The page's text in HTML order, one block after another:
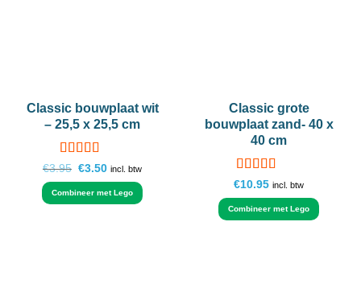
Classic bouwplaat wit
– 25,5 x 25,5 cm
Gewaardeerd
4.77uit 5
€3.95 Oorspronkelijke
was:
€3.95.
€3.50Huidige
is:
€3.50.
incl. btw
Combineer met Lego
Classic grote
bouwplaat zand- 40 x
40 cm
Gewaardeerd
5uit 5
€10.95 incl. btw
Combineer met Lego